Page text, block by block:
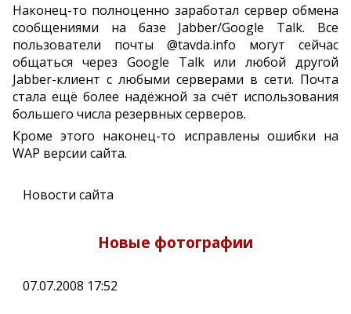
Наконец-то полноценно заработал сервер обмена
сообщениями на базе Jabber/Google Talk. Все
пользователи почты @tavda.info могут сейчас
общаться через Google Talk или любой другой
Jabber-клиент с любыми серверами в сети. Почта
стала ещё более надёжной за счёт использования
большего числа резервных серверов.
Кроме этого наконец-то исправлены ошибки на
WAP версии сайта.
Новости сайта
Новые фотографии
07.07.2008 17:52